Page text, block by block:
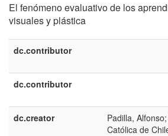
El fenómeno evaluativo de los
visuales y plástica
dc.contributor
dc.contributor
dc.creator
Padilla,
Católica de